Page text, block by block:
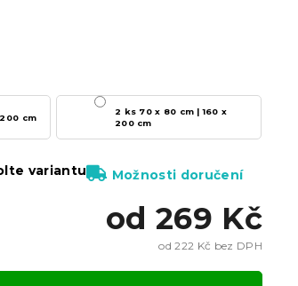
od 269 Kč
od222 Kč bez DPH
cena:
cm
2 ks 70 x 80 cm | 160 x
200 cm
variantu Možnosti doručení